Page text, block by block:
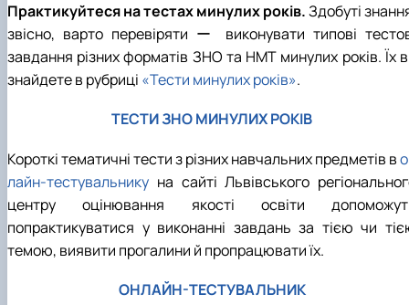
Практикуйтеся на тестах минулих років.Здобуті
звісно, варто перевіряти ー виконувати типові
завдання різних форматів ЗНО та НМТ минулих років. Їх
знайдете в рубриці «Тести минулих років».
ТЕСТИ ЗНО МИНУЛИХ РОКІВ
Короткі тематичні тести з різних навчальних предметів в
лайн-тестувальнику на сайті Львівського
центру оцінювання якості освіти
попрактикуватися у виконанні завдань за тією чи
темою, виявити прогалини й пропрацювати їх.
ОНЛАЙН-ТЕСТУВАЛЬНИК